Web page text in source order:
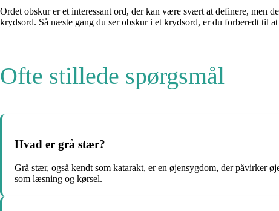
Ordet obskur er et interessant ord, der kan være svært at definere, men
krydsord. Så næste gang du ser obskur i et krydsord, er du forberedt til
Ofte stillede spørgsmål
Hvad er grå stær?
Grå stær, også kendt som katarakt, er en øjensygdom, der påvirker
som læsning og kørsel.